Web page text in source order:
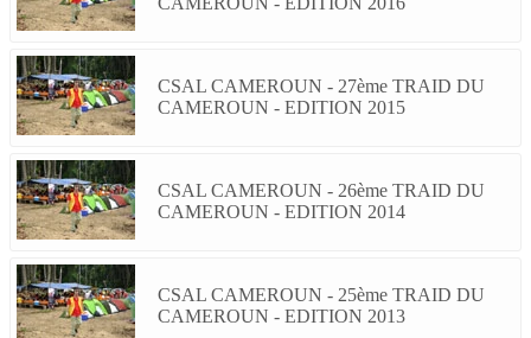
CSAL CAMEROUN - 27ème TRAID DU
CAMEROUN - EDITION 2015
CSAL CAMEROUN - 26ème TRAID DU
CAMEROUN - EDITION 2014
CSAL CAMEROUN - 25ème TRAID DU
CAMEROUN - EDITION 2013